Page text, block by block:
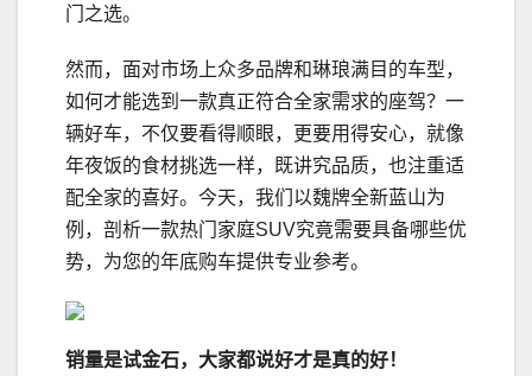
门之选。
然而，面对市场上众多品牌和琳琅满目的车型，
如何才能选到一款真正符合全家需求的座驾？一
辆好车，不仅要看得顺眼，更要用得安心，就像
年夜饭的食材挑选一样，既讲究品质，也注重适
配全家的喜好。今天，我们以魏牌全新蓝山为
例，剖析一款热门家庭SUV究竟需要具备哪些优
势，为您的年底购车提供专业参考。
销量是试金石， 大家都说好才是真的好！